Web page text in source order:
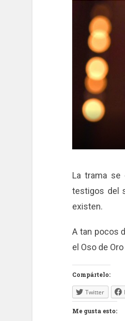
La trama se
testigos del
existen.
A tan pocos
el Oso de
Compártelo:
Twitter
Me gusta esto: